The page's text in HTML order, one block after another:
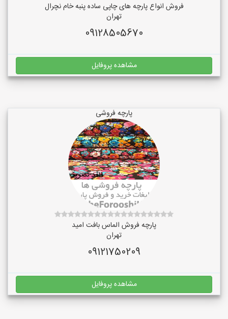
فروش انواع پارچه های چاپی ساده پنبه خام نچرال
تهران
09128505670
مشاهده پروفایل
پارچه فروشی
پارچه فروش الماس بافت امید
تهران
09121750209
مشاهده پروفایل